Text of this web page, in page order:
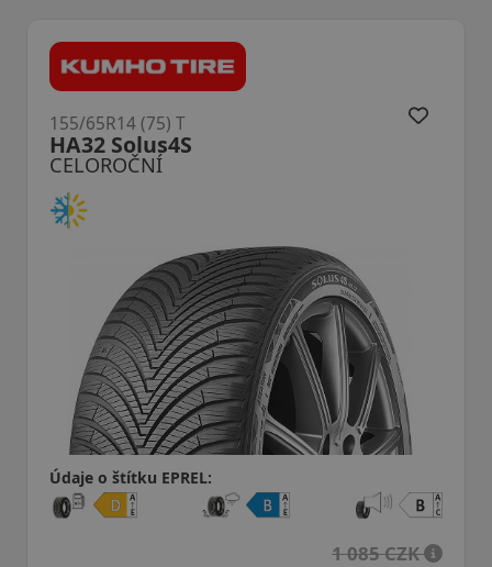
CELOROČNÍ
HA32 Solus4S
155/65R14 (75) T
Údaje o štítku EPREL:
1 085 CZK